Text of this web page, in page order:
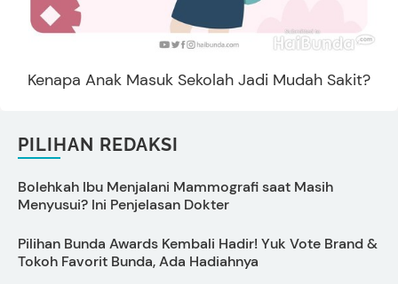
Kenapa Anak Masuk Sekolah Jadi Mudah Sakit?
PILIHAN REDAKSI
Bolehkah Ibu Menjalani Mammografi saat Masih
Menyusui? Ini Penjelasan Dokter
Pilihan Bunda Awards Kembali Hadir! Yuk Vote Brand &
Tokoh Favorit Bunda, Ada Hadiahnya